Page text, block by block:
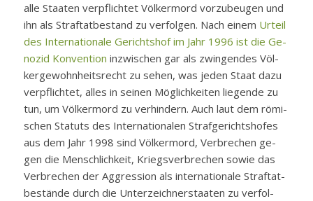
al­le Staa­ten ver­pflich­tet Völ­ker­mord vor­zu­beu­gen und
ihn als Straf­tat­be­stand zu ver­fol­gen. Nach ei­nem Ur­teil
des In­ter­na­tio­na­le Ge­richts­hof im Jahr 1996 ist die Ge­
no­zid Kon­ven­ti­on in­zwi­schen gar als zwin­gen­des Völ­
ker­ge­wohn­heits­recht zu se­hen, was je­den Staat da­zu
ver­pflich­tet, al­les in sei­nen Mög­lich­kei­ten lie­gen­de zu
tun, um Völ­ker­mord zu ver­hin­dern. Auch laut dem rö­mi­
schen Sta­tuts des In­ter­na­tio­na­len Straf­ge­richts­ho­fes
aus dem Jahr 1998 sind Völ­ker­mord, Ver­bre­chen ge­
gen die Mensch­lich­keit, Kriegs­ver­bre­chen so­wie das
Ver­bre­chen der Ag­gres­si­on als in­ter­na­tio­na­le Straf­tat­
be­stän­de durch die Un­ter­zeich­ner­staa­ten zu ver­fol­